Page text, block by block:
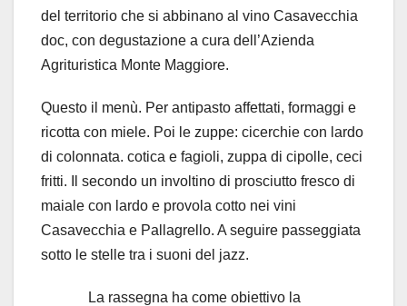
del territorio che si abbinano al vino Casavecchia
doc, con degustazione a cura dell’Azienda
Agrituristica Monte Maggiore.
Questo il menù. Per antipasto affettati, formaggi e
ricotta con miele. Poi le zuppe: cicerchie con lardo
di colonnata. cotica e fagioli, zuppa di cipolle, ceci
fritti. Il secondo un involtino di prosciutto fresco di
maiale con lardo e provola cotto nei vini
Casavecchia e Pallagrello. A seguire passeggiata
sotto le stelle tra i suoni del jazz.
La rassegna ha come obiettivo la